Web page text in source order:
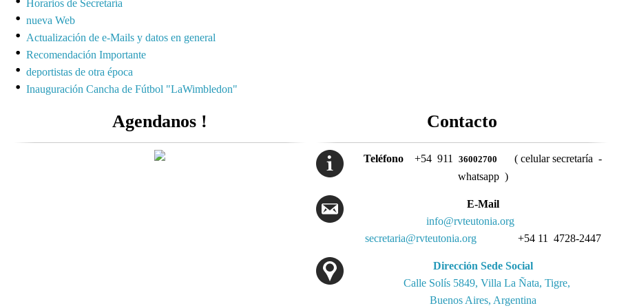
Horarios de Secretaría
nueva Web
Actualización de e-Mails y datos en general
Recomendación Importante
deportistas de otra época
Inauguración Cancha de Fútbol "LaWimbledon"
Agendanos ! Contacto
Teléfono+54 91136002700
( celular secretaría -
whatsapp )
E-Mail
info@rvteutonia.org
secretaria@rvteutonia.org
+54 11 4728-2447
Dirección Sede Social
Calle Solís 5849, Villa La Ñata, Tigre,
Buenos Aires, Argentina